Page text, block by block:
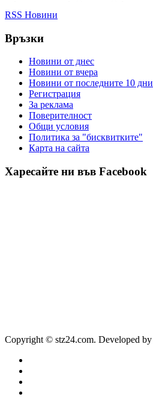
RSS Новини
Връзки
Новини от днес
Новини от вчера
Новини от последните 10 дни
Регистрация
За реклама
Πoвepитeлнocт
Общи условия
Политика за "бисквитките"
Карта на сайта
Харесайте ни във Facebook
Copyright © stz24.com. Developed by